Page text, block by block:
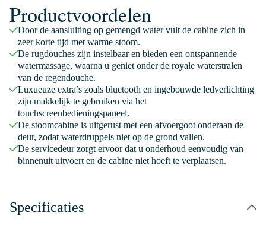
Productvoordelen
Door de aansluiting op gemengd water vult de cabine zich in
zeer korte tijd met warme stoom.
De rugdouches zijn instelbaar en bieden een ontspannende
watermassage, waarna u geniet onder de royale waterstralen
van de regendouche.
Luxueuze extra’s zoals bluetooth en ingebouwde ledverlichting
zijn makkelijk te gebruiken via het
touchscreenbedieningspaneel.
De stoomcabine is uitgerust met een afvoergoot onderaan de
deur, zodat waterdruppels niet op de grond vallen.
De servicedeur zorgt ervoor dat u onderhoud eenvoudig van
binnenuit uitvoert en de cabine niet hoeft te verplaatsen.
Specificaties